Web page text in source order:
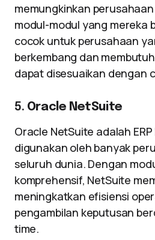
memungkinkan
modul-modul yang mereka
cocok untuk perusahaan
berkembang dan
dapat disesuaikan dengan
5. Oracle NetSuite
Oracle NetSuite adalah
digunakan oleh banyak
seluruh dunia. Dengan
komprehensif, NetSuite
meningkatkan efisiensi
pengambilan keputusan
time.